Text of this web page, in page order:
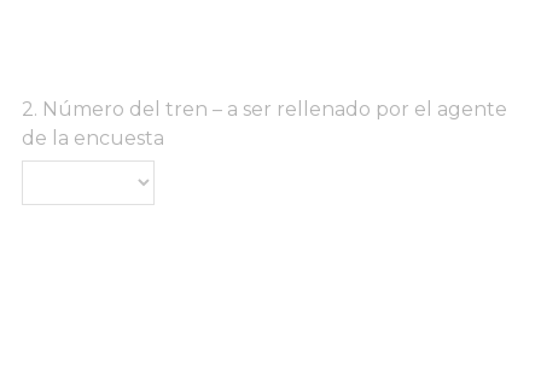
Question
Title
2. Número del tren – a ser rellenado por el agente
de la encuesta